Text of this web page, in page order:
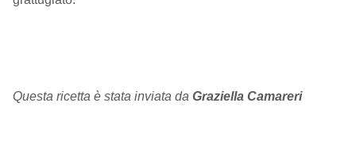
Questa ricetta è stata inviata da Graziella Camareri